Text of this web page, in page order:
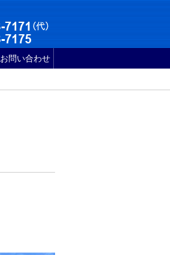
お問い合わせ